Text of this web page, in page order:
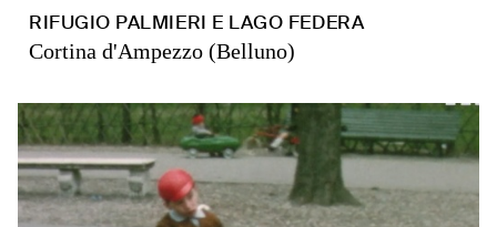
RIFUGIO PALMIERI E LAGO FEDERA
Cortina d'Ampezzo (Belluno)